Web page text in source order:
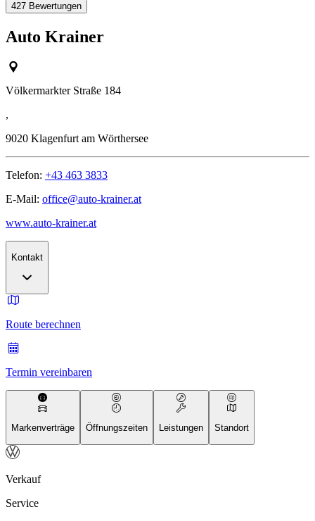
427 Bewertungen
Auto Krainer
Völkermarkter Straße 184
,
9020 Klagenfurt am Wörthersee
Telefon: +43 463 3833
E-Mail: office@auto-krainer.at
www.auto-krainer.at
Kontakt
Route berechnen
Termin vereinbaren
Markenverträge Öffnungszeiten Leistungen Standort
Verkauf
Service